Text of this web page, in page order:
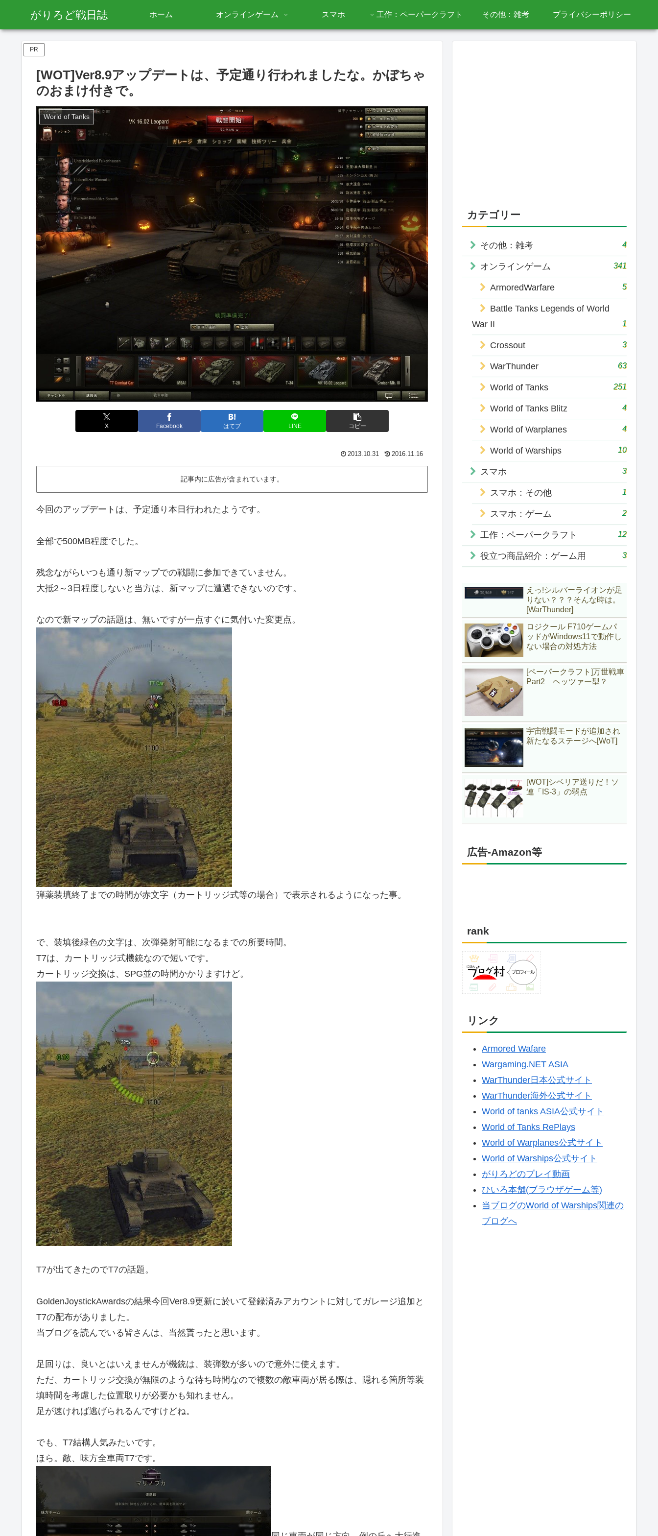
がりろど戦日誌 ホーム オンラインゲーム スマホ 工作：ペーパークラフト その他：雑考 プライバシーポリシー
PR
[WOT]Ver8.9アップデートは、予定通り行われましたな。かぼちゃ
のおまけ付きで。
World of Tanks
X Facebook はてブ LINE コピー
2013.10.31 2016.11.16
記事内に広告が含まれています。
今回のアップデートは、予定通り本日行われたようです。
全部で500MB程度でした。
残念ながらいつも通り新マップでの戦闘に参加できていません。
大抵2～3日程度しないと当方は、新マップに遭遇できないのです。
なので新マップの話題は、無いですが一点すぐに気付いた変更点。
弾薬装填終了までの時間が赤文字（カートリッジ式等の場合）で表示されるようになった事。
で、装填後緑色の文字は、次弾発射可能になるまでの所要時間。
T7は、カートリッジ式機銃なので短いです。
カートリッジ交換は、SPG並の時間かかりますけど。
T7が出てきたのでT7の話題。
GoldenJoystickAwardsの結果今回Ver8.9更新に於いて登録済みアカウントに対してガレージ追加と
T7の配布がありました。
当ブログを読んでいる皆さんは、当然貰ったと思います。
足回りは、良いとはいえませんが機銃は、装弾数が多いので意外に使えます。
ただ、カートリッジ交換が無限のような待ち時間なので複数の敵車両が居る際は、隠れる箇所等装
填時間を考慮した位置取りが必要かも知れません。
足が速ければ逃げられるんですけどね。
でも、T7結構人気みたいです。
ほら。敵、味方全車両T7です。
カテゴリー
その他：雑考 4
オンラインゲーム 341
ArmoredWarfare 5
Battle Tanks Legends of World
War II
1
Crossout 3
WarThunder 63
World of Tanks 251
World of Tanks Blitz 4
World of Warplanes 4
World of Warships 10
スマホ 3
スマホ：その他 1
スマホ：ゲーム 2
工作：ペーパークラフト 12
役立つ商品紹介：ゲーム用 3
えっ!シルバーライオンが足
りない？？？そんな時は。
[WarThunder]
ロジクール F710ゲームパ
ッドがWindows11で動作し
ない場合の対処方法
[ペーパークラフト]万世戦車
Part2 ヘッツァー型？
宇宙戦闘モードが追加され
新たなるステージへ[WoT]
[WOT]シベリア送りだ！ソ
連「IS-3」の弱点
広告-Amazon等
rank
リンク
Armored Wafare
Wargaming.NET ASIA
WarThunder日本公式サイト
WarThunder海外公式サイト
World of tanks ASIA公式サイト
World of Tanks RePlays
World of Warplanes公式サイト
World of Warships公式サイト
がりろどのプレイ動画
ひいろ本舗(ブラウザゲーム等)
当ブログのWorld of Warships関連の
ブログへ